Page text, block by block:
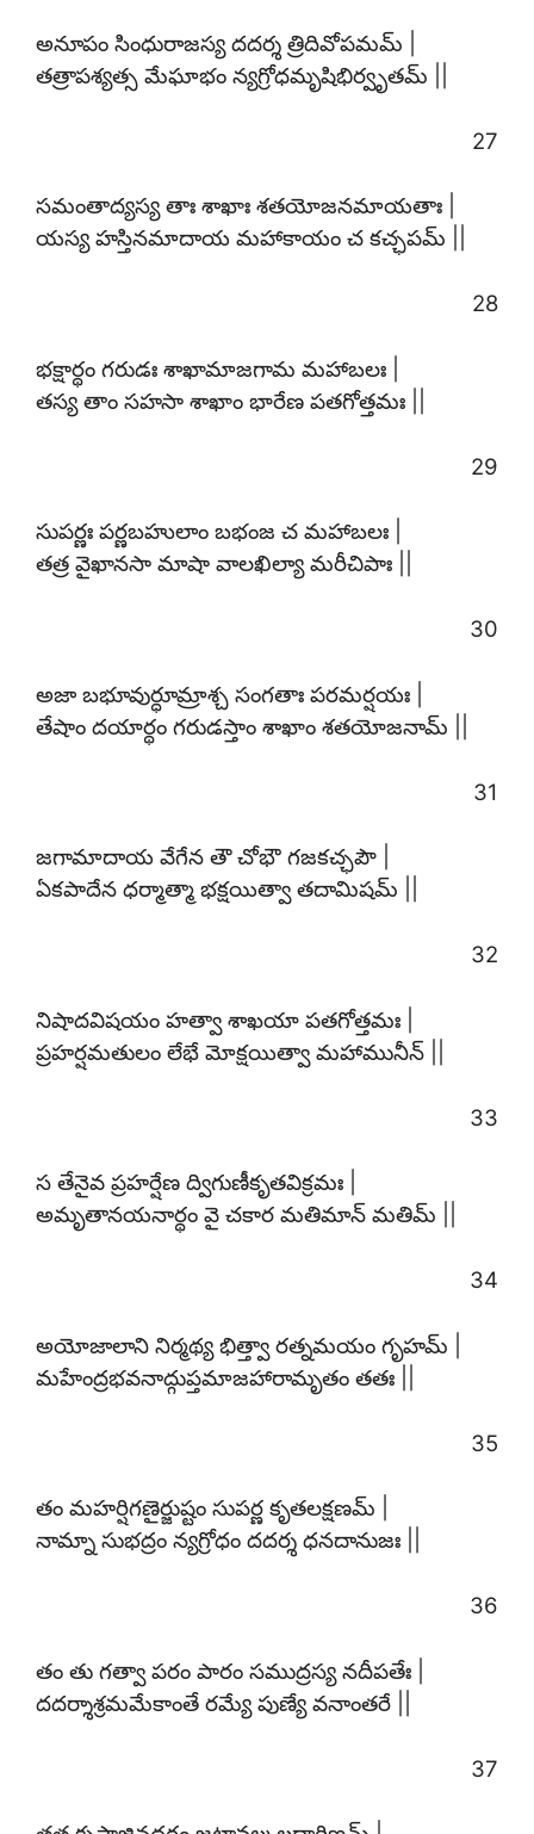
అనూపం సింధురాజస్య దదర్శ త్రిదివోపమమ్ |
తత్రాపశ్యత్స మేఘాభం న్యగ్రోధమృషిభిర్వృతమ్ ||
27
సమంతాద్యస్య తాః శాఖాః శతయోజనమాయతాః |
యస్య హస్తినమాదాయ మహాకాయం చ కచ్ఛపమ్ ||
28
భక్షార్థం గరుడః శాఖామాజగామ మహాబలః |
తస్య తాం సహసా శాఖాం భారేణ పతగోత్తమః ||
29
సుపర్ణః పర్ణబహులాం బభంజ చ మహాబలః |
తత్ర వైఖానసా మాషా వాలఖిల్యా మరీచిపాః ||
30
అజా బభూవుర్ధూమ్రాశ్చ సంగతాః పరమర్షయః |
తేషాం దయార్థం గరుడస్తాం శాఖాం శతయోజనామ్ ||
31
జగామాదాయ వేగేన తౌ చోభౌ గజకచ్ఛపౌ |
ఏకపాదేన ధర్మాత్మా భక్షయిత్వా తదామిషమ్ ||
32
నిషాదవిషయం హత్వా శాఖయా పతగోత్తమః |
ప్రహర్షమతులం లేభే మోక్షయిత్వా మహామునీన్ ||
33
స తేనైవ ప్రహర్షేణ ద్విగుణీకృతవిక్రమః |
అమృతానయనార్థం వై చకార మతిమాన్ మతిమ్ ||
34
అయోజాలాని నిర్మథ్య భిత్త్వా రత్నమయం గృహమ్ |
మహేంద్రభవనాద్గుప్తమాజహారామృతం తతః ||
35
తం మహర్షిగణైర్జుష్టం సుపర్ణ కృతలక్షణమ్ |
నామ్నా సుభద్రం న్యగ్రోధం దదర్శ ధనదానుజః ||
36
తం తు గత్వా పరం పారం సముద్రస్య నదీపతేః |
దదర్శాశ్రమమేకాంతే రమ్యే పుణ్యే వనాంతరే ||
37